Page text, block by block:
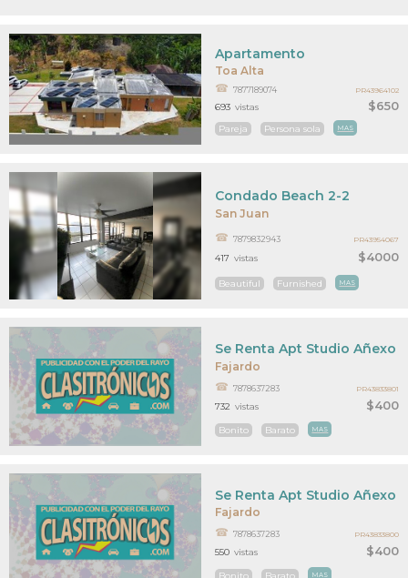
Toa Alta
$650
Apartamento
7877189074
Pareja Persona sola MAS
693 vistas
PR43964102
San Juan
$4000
Condado Beach 2-2
7879832943
Beautiful Furnished MAS
417 vistas
PR43954067
Fajardo
$400
Se Renta Apt Studio Añexo
7878637283
Bonito Barato MAS
732 vistas
PR43833801
Fajardo
$400
Se Renta Apt Studio Añexo
7878637283
MAS
550 vistas
PR43833800